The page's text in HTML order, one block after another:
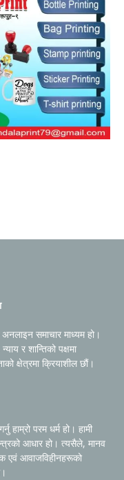
समाचार माध्यम हो।
र शान्तिको पक्षमा
क्षेत्रमा क्रियाशील छौं।
हाम्रो परम धर्म हो। हामी
आधार हो। त्यसैले, मानव
एवं आवाजविहीनहरूको